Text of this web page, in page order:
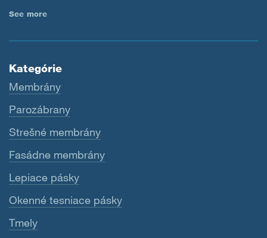
See more
Kategórie
Membrány
Parozábrany
Strešné membrány
Fasádne membrány
Lepiace pásky
Okenné tesniace pásky
Tmely